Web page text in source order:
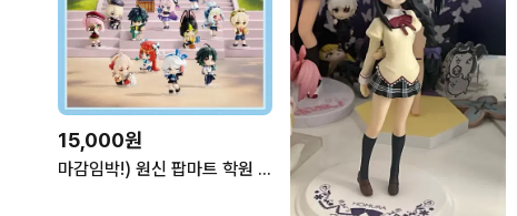
15,000원
마감임박!) 원신 팝마트 학원 피규어q 공구 소분 분철